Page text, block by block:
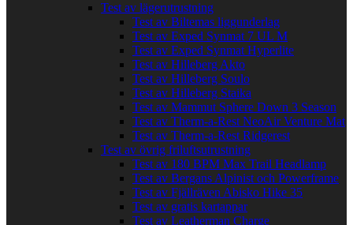
Test av lägerutrustning
Test av Biltemas liggunderlag
Test av Exped Synmat 7 UL M
Test av Exped Synmat Hyperlite
Test av Hilleberg Akto
Test av Hilleberg Soulo
Test av Hilleberg Staika
Test av Mammut Sphere Down 3 Season
Test av Therm-a-Rest NeoAir Venture Mat
Test av Therm-a-Rest Ridgerest
Test av övrig friluftsutrustning
Test av 180 BPM Max Trail Headlamp
Test av Bergans Alpinist och Powerframe
Test av Fjällräven Abisko Hike 35
Test av gratis kartappar
Test av Leatherman Charge